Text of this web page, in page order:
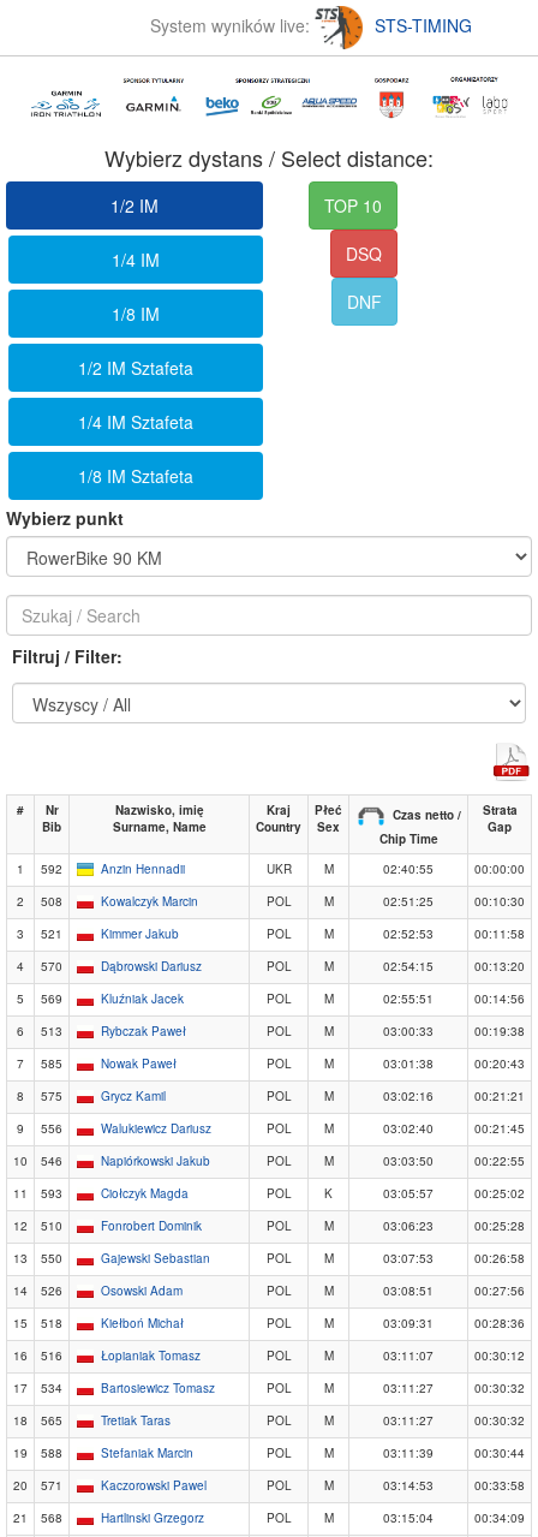
System wyników live: STS-TIMING
Wybierz dystans / Select distance:
1/2 IM
1/4 IM
1/8 IM
1/2 IM Sztafeta
1/4 IM Sztafeta
1/8 IM Sztafeta
TOP 10
DSQ
DNF
Wybierz punkt
Filtruj / Filter:
#
Nr
Bib
Nazwisko, imię
Surname, Name
Kraj
Country
Płeć
Sex
Czas netto /
Chip Time
Strata
Gap
1 592 Anzin Hennadii UKR M 02:40:55
00:00:00
2
508 Kowalczyk Marcin POL M 02:51:25
00:10:30
3
521 Kimmer Jakub POL M 02:52:53
00:11:58
4
570 Dąbrowski Dariusz POL M 02:54:15
00:13:20
5
569 Kluźniak Jacek POL M 02:55:51
00:14:56
6
513 Rybczak Paweł POL M 03:00:33
00:19:38
7
585 Nowak Paweł POL M 03:01:38
00:20:43
8
575 Grycz Kamil POL M 03:02:16
00:21:21
9
556 Walukiewicz Dariusz POL M 03:02:40
00:21:45
10
546 Napiórkowski Jakub POL M 03:03:50
00:22:55
11
593 Ciołczyk Magda POL K 03:05:57
00:25:02
12
510 Fonrobert Dominik POL M 03:06:23
00:25:28
13
550 Gajewski Sebastian POL M 03:07:53
00:26:58
14
526 Osowski Adam POL M 03:08:51
00:27:56
15
518 Kiełboń Michał POL M 03:09:31
00:28:36
16
516 Łopianiak Tomasz POL M 03:11:07
00:30:12
17
534 Bartosiewicz Tomasz POL M 03:11:27
00:30:32
18
565 Tretiak Taras POL M 03:11:27
00:30:32
19
588 Stefaniak Marcin POL M 03:11:39
00:30:44
20
571 Kaczorowski Pawel POL M 03:14:53
00:33:58
21
568 Hartlinski Grzegorz POL M 03:15:04
00:34:09